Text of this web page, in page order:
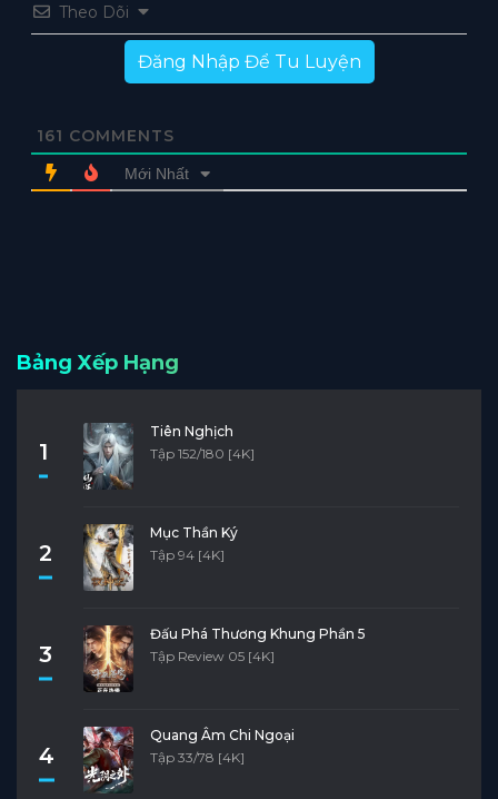
Theo Dõi
Đăng Nhập Để Tu Luyện
161 COMMENTS
Mới Nhất
Bảng Xếp Hạng
1
Tiên Nghịch
Tập 152/180 [4K]
2
Mục Thần Ký
Tập 94 [4K]
3
Đấu Phá Thương Khung Phần 5
Tập Review 05 [4K]
4
Quang Âm Chi Ngoại
Tập 33/78 [4K]